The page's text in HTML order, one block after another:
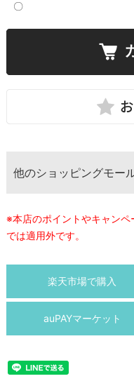
〇
他のショッピングモー
※本店のポイントやキャン
では適用外です。
楽天市場で購入
auPAYマーケット